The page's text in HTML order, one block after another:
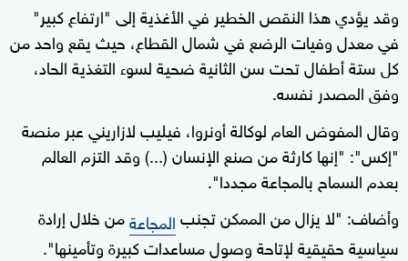
وقد يؤدي هذا النقص الخطير في الأغذية إلى "ارتفاع كبير"
في معدل وفيات الرضع في شمال القطاع، حيث يقع واحد من
كل ستة أطفال تحت سن الثانية ضحية لسوء التغذية الحاد،
وفق المصدر نفسه.
وقال المفوض العام لوكالة أونروا، فيليب لازاريني عبر منصة
"إكس": "إنها كارثة من صنع الإنسان (...) وقد التزم العالم
بعدم السماح بالمجاعة مجددا".
وأضاف: "لا يزال من الممكن تجنبالمجاعةمن خلال إرادة
سياسية حقيقية لإتاحة وصول مساعدات كبيرة وتأمينها".